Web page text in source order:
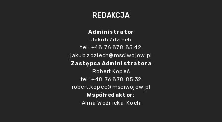
REDAKCJA
Administrator
Jakub Zdziech
tel. +48 76 878 85 42
jakub.zdziech@msciwojow.pl
Zastępca Administratora
Robert Kopeć
tel. +48 76 878 85 32
robert.kopec@msciwojow.pl
Współredaktor:
Alina Woźnicka-Koch